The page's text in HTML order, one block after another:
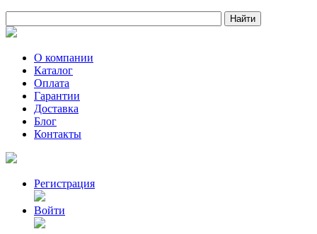
О компании
Каталог
Оплата
Гарантии
Доставка
Блог
Контакты
Регистрация
Войти